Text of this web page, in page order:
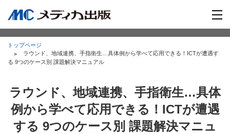
トップページ
ラウンド、地域連携、手指衛生…具体例から学べて応用できる！ICTが遭遇す
る 9つのケース別 課題解決マニュアル
ラウンド、地域連携、手指衛生…具体
例から学べて応用できる！ICTが遭遇
する 9つのケース別 課題解決マニュ